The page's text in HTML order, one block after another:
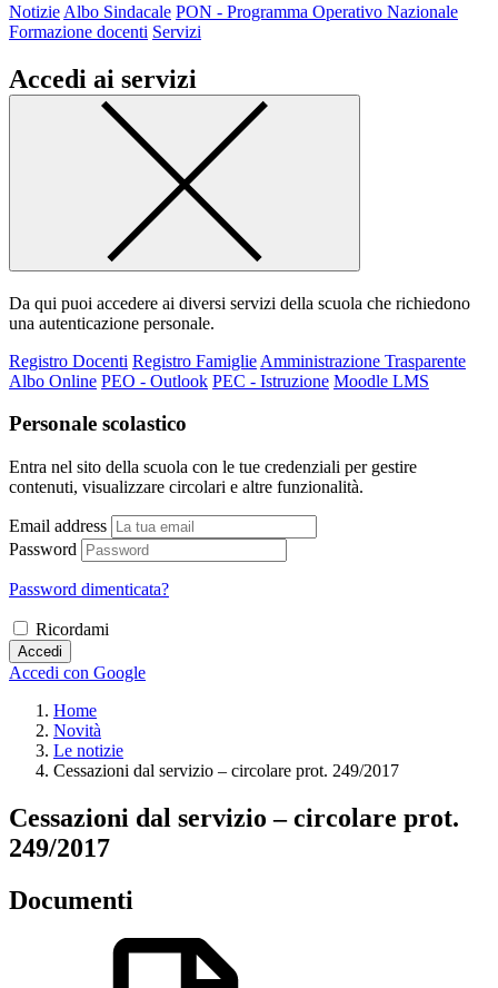
Notizie Albo Sindacale PON - Programma Operativo Nazionale
Formazione docenti Servizi
Accedi ai servizi
Da qui puoi accedere ai diversi servizi della scuola che richiedono
una autenticazione personale.
Registro Docenti Registro Famiglie Amministrazione Trasparente
Albo Online PEO - Outlook PEC - Istruzione Moodle LMS
Personale scolastico
Entra nel sito della scuola con le tue credenziali per gestire
contenuti, visualizzare circolari e altre funzionalità.
Email address
Password
Password dimenticata?
Ricordami
Accedi
Accedi con Google
Home
Novità
Le notizie
Cessazioni dal servizio – circolare prot. 249/2017
Cessazioni dal servizio – circolare prot.
249/2017
Documenti